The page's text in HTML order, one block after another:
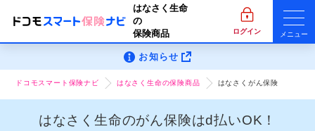
はなさく生命
の
保険商品
ログイン メニュー
お知らせ
ドコモスマート保険ナビ はなさく生命の保険商品 はなさくがん保険
はなさく生命のがん保険はd払いOK！